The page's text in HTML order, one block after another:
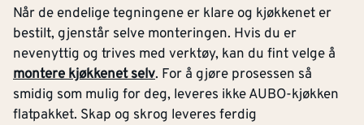
Når de endelige tegningene er klare og kjøkkenet er
bestilt, gjenstår selve monteringen. Hvis du er
nevenyttig og trives med verktøy, kan du fint velge å
montere kjøkkenet selv. For å gjøre prosessen så
smidig som mulig for deg, leveres ikke AUBO-kjøkken
flatpakket. Skap og skrog leveres ferdig